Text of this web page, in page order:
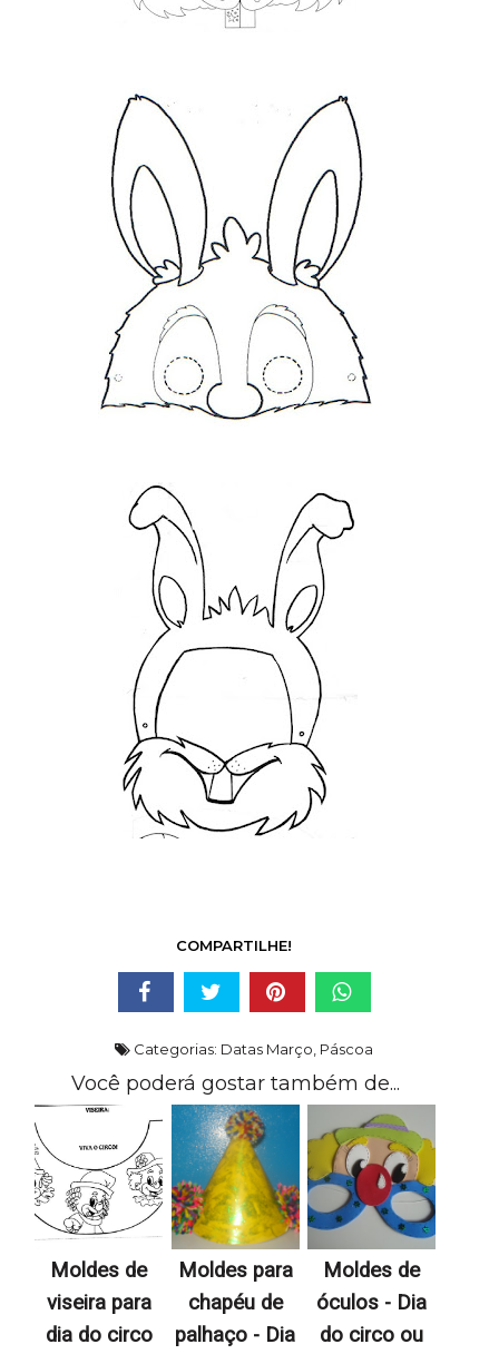
COMPARTILHE!
Categorias: Datas Março Páscoa
Você poderá gostar também de...
Moldes de
viseira para
dia do circo
Moldes para
chapéu de
palhaço - Dia
Moldes de
óculos - Dia
do circo ou